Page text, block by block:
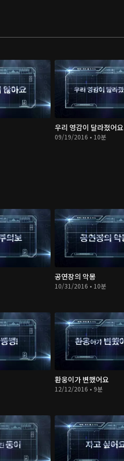
우리 영감이 달라졌어요
09/19/2016 • 10분
공연장의 악몽
10/31/2016 • 10분
환웅이가 변했어요
12/12/2016 • 9분